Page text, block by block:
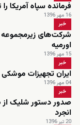
فرمانده سپاه آمریکا
16 مهر 1396
خبر
شرکت‌های زیرمجموعه
اورمیه
15 مهر 1396
خبر
ایران تجهیزات
04 مهر 1396
خبر
صدور دستور شلیک از
انجرد
20 تیر 1396